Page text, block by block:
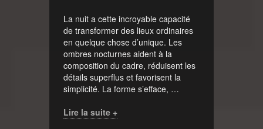
La nuit a cette incroyable capacité
de transformer des lieux ordinaires
en quelque chose d’unique. Les
ombres nocturnes aident à la
composition du cadre, réduisent les
détails superflus et favorisent la
simplicité. La forme s’efface, …
Lire la suite +